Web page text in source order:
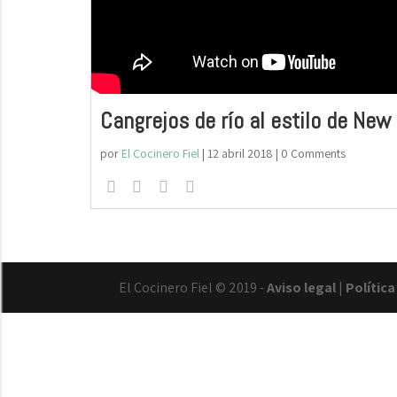
Cangrejos de río al estilo de New
por El Cocinero Fiel| 12 abril 2018 | 0 Comments
El Cocinero Fiel © 2019 -Aviso legal |